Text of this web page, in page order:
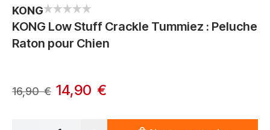
KONG Low Stuff Crackle Tummiez : Peluche
Raton pour Chien
KONG
16,90 € 14,90 €